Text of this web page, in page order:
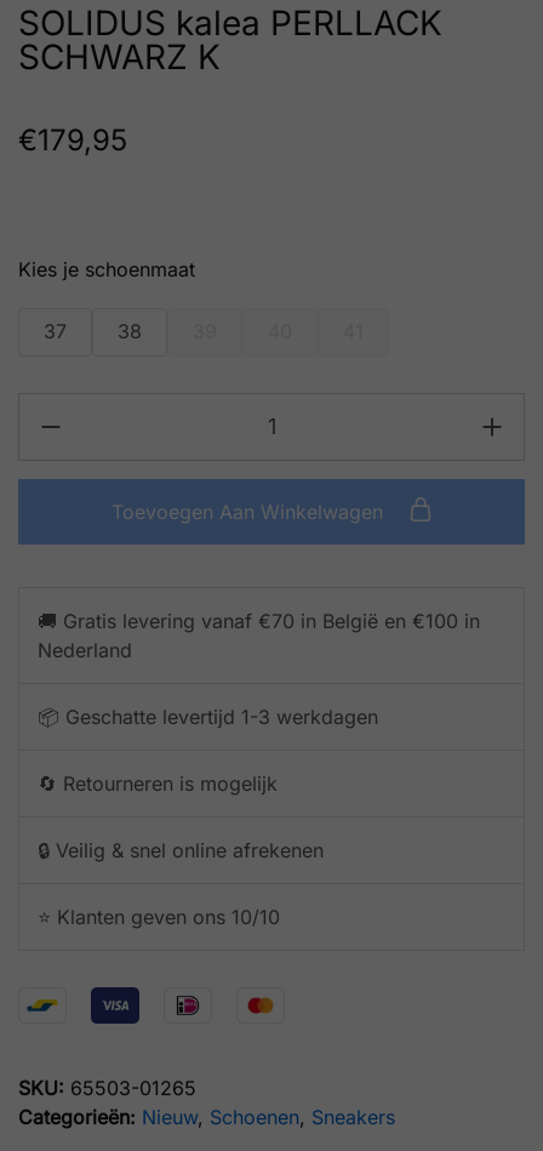
SOLIDUS kalea PERLLACK
SCHWARZ K
€179,95
schoenmaat
37 38
Toevoegen Aan Winkelwagen
🚚 Gratis levering vanaf €70 in België en €100 in
Nederland
📦 Geschatte levertijd 1-3 werkdagen
🔄 Retourneren is mogelijk
🔒 Veilig & snel online afrekenen
⭐️ Klanten geven ons 10/10
SKU: 65503-01265
Categorieën: Nieuw, Schoenen, Sneakers